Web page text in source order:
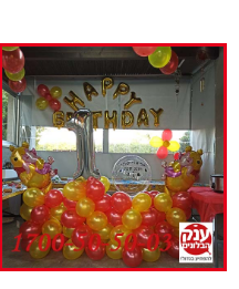
קישוט בלונים